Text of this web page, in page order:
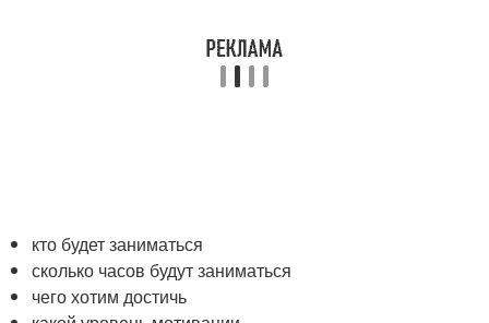
кто будет заниматься
сколько часов будут заниматься
чего хотим достичь